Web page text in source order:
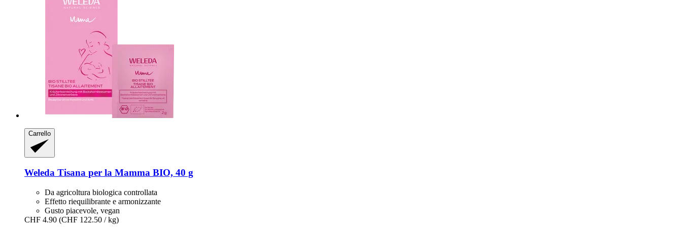
Carrello
Weleda Tisana per la Mamma BIO, 40 g
Da agricoltura biologica controllata
Effetto riequilibrante e armonizzante
Gusto piacevole, vegan
CHF 4.90 (CHF 122.50 / kg)